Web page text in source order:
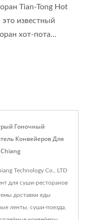
Tian-Tong Hot
это известный
хот-пота...
Гоночный
Конвейеров Для
Technology Co., LTD
для суши-ресторанов
доставки еды
ленты, суши-поезда,